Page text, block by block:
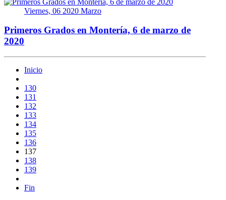
Viernes, 06 2020 Marzo
Primeros Grados en Montería, 6 de marzo de
2020
Inicio
130
131
132
133
134
135
136
137
138
139
Fin